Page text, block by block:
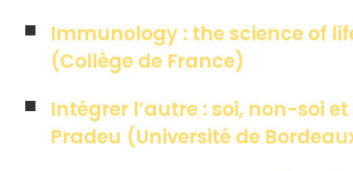
Immunology : the science of
(Collège de France)
Intégrer l’autre : soi, non-soi
Pradeu (Université de